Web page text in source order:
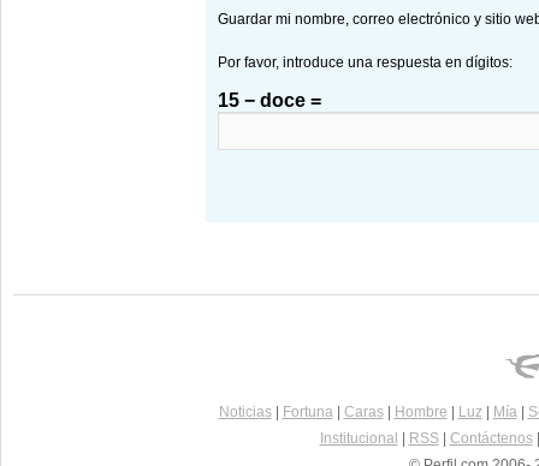
Guardar mi nombre, correo electrónico y sitio
Por favor, introduce una respuesta en dígitos:
15 − doce =
Noticias| Fortuna| Caras| Hombre Luz| Mía|
Institucional
RSS| Contáctenos